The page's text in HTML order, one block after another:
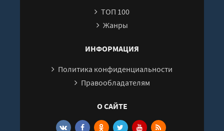
ТОП 100
Жанры
ИНФОРМАЦИЯ
Политика конфиденциальности
Правообладателям
О САЙТЕ